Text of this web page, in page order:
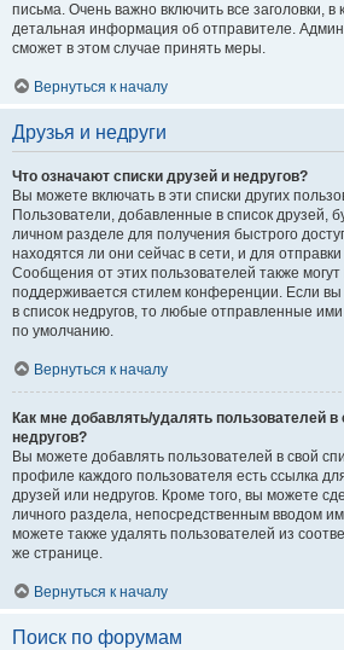
письма. Очень важно включить все заголовки, в
детальная информация об отправителе.
сможет в этом случае принять меры.
Вернуться к началу
Друзья и недруги
Что означают списки друзей и недругов?
Вы можете включать в эти списки других
Пользователи, добавленные в список друзей,
личном разделе для получения быстрого
находятся ли они сейчас в сети, и для
Сообщения от этих пользователей также
поддерживается стилем конференции. Если
в список недругов, то любые отправленные
по умолчанию.
Вернуться к началу
Как мне добавлять/удалять пользователей
недругов?
Вы можете добавлять пользователей в свой
профиле каждого пользователя есть ссылка
друзей или недругов. Кроме того, вы можете
личного раздела, непосредственным вводом
можете также удалять пользователей из
же странице.
Вернуться к началу
Поиск по форумам